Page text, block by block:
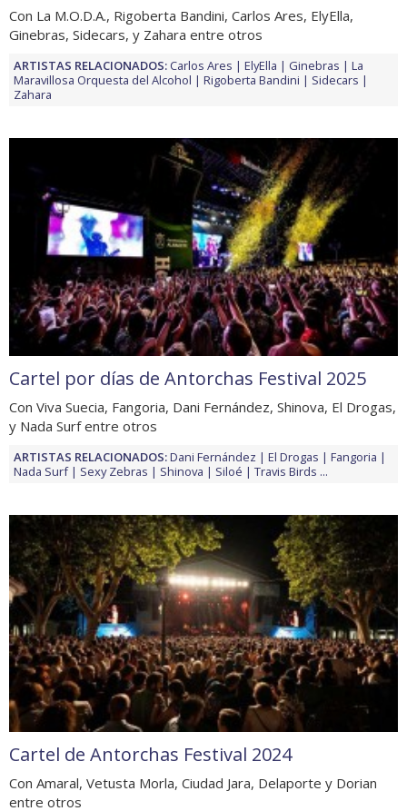
Con La M.O.D.A., Rigoberta Bandini, Carlos Ares, ElyElla,
Ginebras, Sidecars, y Zahara entre otros
ARTISTAS RELACIONADOS:Carlos Ares ElyElla Ginebras
La
Maravillosa Orquesta del Alcohol
Rigoberta Bandini
Sidecars
Zahara
Cartel por días de Antorchas Festival 2025
Con Viva Suecia, Fangoria, Dani Fernández, Shinova, El Drogas,
y Nada Surf entre otros
ARTISTAS RELACIONADOS:Dani Fernández El Drogas
Fangoria
Nada Surf
Sexy Zebras Shinova Siloé Travis Birds ...
Cartel de Antorchas Festival 2024
Con Amaral, Vetusta Morla, Ciudad Jara, Delaporte y Dorian
entre otros